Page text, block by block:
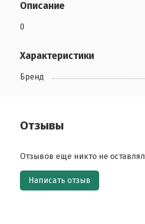
Описание
0
Характеристики
Бренд
Отзывы
Отзывов еще никто не оставлял
Написать отзыв